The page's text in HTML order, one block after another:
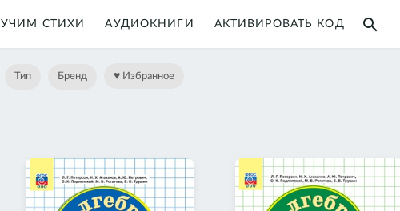
УЧИМ СТИХИ АУДИОКНИГИ АКТИВИРОВАТЬ КОД search
Тип Бренд ♥ Избранное